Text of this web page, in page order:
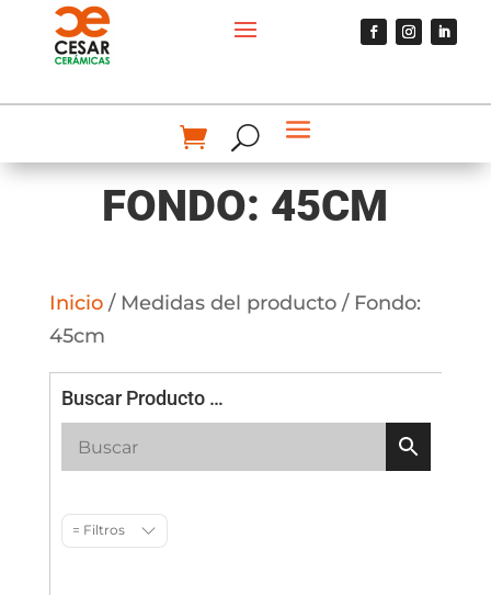
FONDO: 45CM
Inicio/ Medidas del producto / Fondo:
45cm
Buscar Producto …
= Filtros